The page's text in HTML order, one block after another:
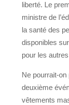
liberté. Le
ministre de
la santé des
disponibles
pour les
Ne pourrait-
deuxième
vêtements